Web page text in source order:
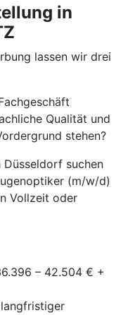
in
lassen wir drei
Qualität und
stehen?
Düsseldorf suchen
(m/w/d)
Vollzeit oder
– 42.504 € +